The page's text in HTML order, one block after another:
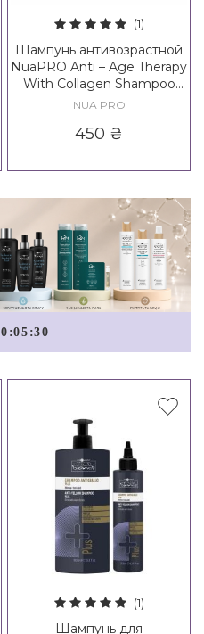
(1)
Шампунь антивозрастной
NuaPRO Anti – Age Therapy
With Collagen Shampoo
New Formula
NUA PRO
450 ₴
0 :05 :30
(1)
Шампунь для